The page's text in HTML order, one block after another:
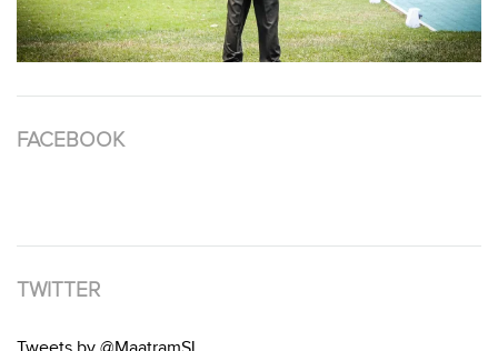
FACEBOOK
TWITTER